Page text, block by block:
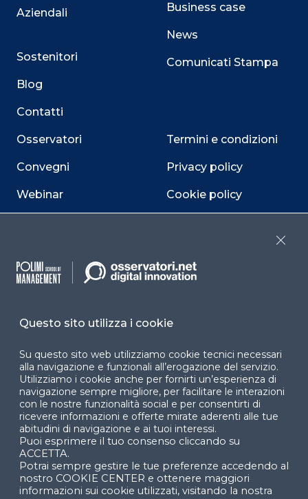
Aziendali
Sostenitori
Blog
Contatti
Osservatori
Convegni
Webinar
Business case
News
Comunicati Stampa
Termini e condizioni
Privacy policy
Cookie policy
accessibilità
Facebook LinkedIn
YouTube X
Questo sito utilizza i cookie
Su questo sito web utilizziamo cookie tecnici necessari
alla navigazione e funzionali all’erogazione del servizio.
Utilizziamo i cookie anche per fornirti un’esperienza di
navigazione sempre migliore, per facilitare le interazioni
con le nostre funzionalità social e per consentirti di
ricevere informazioni e offerte mirate aderenti alle tue
abitudini di navigazione e ai tuoi interessi.
Puoi esprimere il tuo consenso cliccando su
ACCETTA.
Potrai sempre gestire le tue preferenze accedendo al
nostro COOKIE CENTER e ottenere maggiori
informazioni sui cookie utilizzati, visitando la nostra